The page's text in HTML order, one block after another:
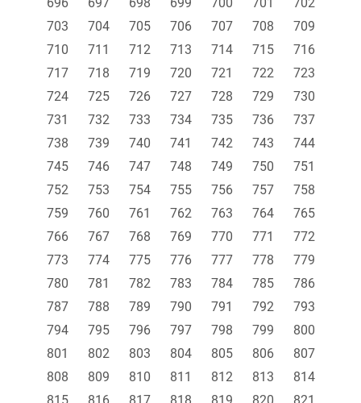
703
704 705 706 707 708
709
710
711 712 713 714 715
716
717
718 719 720 721 722
723
724
725 726 727 728 729
730
731
732 733 734 735 736
737
738
739 740 741 742 743
744
745
746 747 748 749 750
751
752
753 754 755 756 757
758
759
760 761 762 763 764
765
766
767 768 769 770 771
772
773
774 775 776 777 778
779
780
781 782 783 784 785
786
787
788 789 790 791 792
793
794
795 796 797 798 799
800
801
802 803 804 805 806
807
808
809 810 811 812 813
814